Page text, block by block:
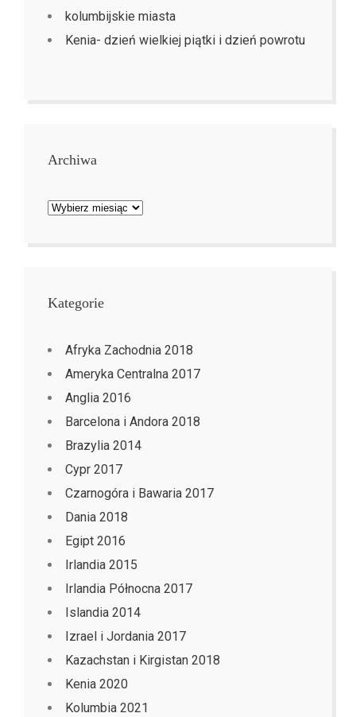
kolumbijskie miasta
Kenia- dzień wielkiej piątki i dzień powrotu
Archiwa
Archiwa
Kategorie
Afryka Zachodnia 2018
Ameryka Centralna 2017
Anglia 2016
Barcelona i Andora 2018
Brazylia 2014
Cypr 2017
Czarnogóra i Bawaria 2017
Dania 2018
Egipt 2016
Irlandia 2015
Irlandia Północna 2017
Islandia 2014
Izrael i Jordania 2017
Kazachstan i Kirgistan 2018
Kenia 2020
Kolumbia 2021